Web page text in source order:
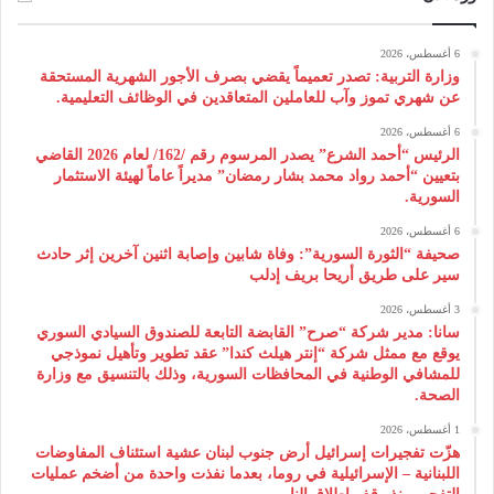
6 أغسطس، 2026
وزارة التربية: تصدر تعميماً يقضي بصرف الأجور الشهرية المستحقة
عن شهري تموز وآب للعاملين المتعاقدين في الوظائف التعليمية.
6 أغسطس، 2026
الرئيس “أحمد الشرع” يصدر المرسوم رقم /162/ لعام 2026 ‌القاضي
بتعيين “أحمد رواد محمد بشار رمضان” مديراً عاماً لهيئة ‌الاستثمار
السورية.
6 أغسطس، 2026
صحيفة “الثورة السورية”: وفاة شابين وإصابة اثنين آخرين إثر حادث
سير على طريق أريحا بريف إدلب
3 أغسطس، 2026
سانا: مدير شركة “صرح” القابضة التابعة للصندوق السيادي السوري
يوقع مع ممثل شركة “إنتر هيلث كندا” عقد تطوير وتأهيل نموذجي
للمشافي الوطنية في المحافظات السورية، وذلك بالتنسيق مع وزارة
الصحة.
1 أغسطس، 2026
هزّت تفجيرات إسرائيل أرض جنوب لبنان عشية استئناف المفاوضات
اللبنانية – الإسرائيلية في روما، بعدما نفذت واحدة من أضخم عمليات